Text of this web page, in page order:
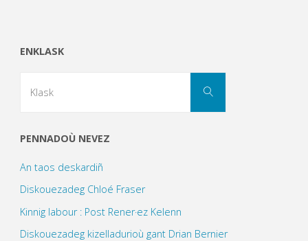
ENKLASK
Klask
PENNADOÙ NEVEZ
An taos deskardiñ
Diskouezadeg Chloé Fraser
Kinnig labour : Post Rener·ez Kelenn
Diskouezadeg kizelladurioù gant Drian Bernier